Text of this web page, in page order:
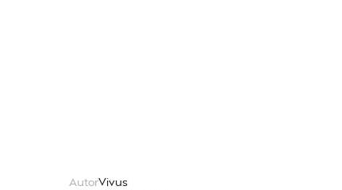
AutorVivus